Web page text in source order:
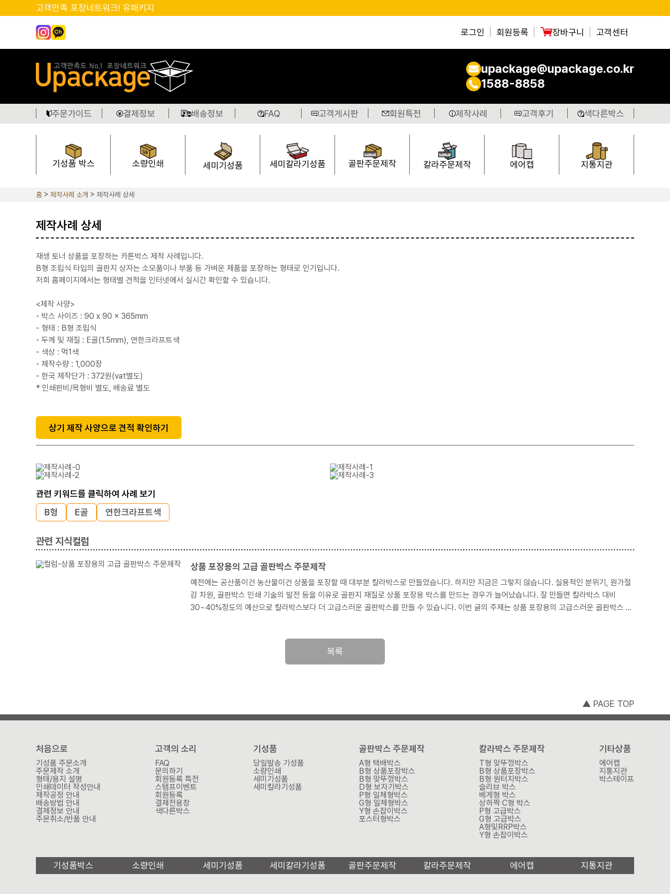
고객만족 포장네트워크! 유패키지
로그인 회원등록 장바구니 고객센터
upackage@upackage.co.kr
1588-8858
주문가이드 결제정보 배송정보 FAQ 고객게시판 회원특전 제작사례 고객후기 색다른박스
기성품 박스 소량인쇄 세미기성품 세미칼라기성품 골판주문제작 칼라주문제작 에어캡 지통지관
홈 제작사례 소개 제작사례 상세
제작사례 상세
재생 토너 상품을 포장하는 카톤박스 제작 사례입니다.
B형 조립식 타입의 골판지 상자는 소모품이나 부품 등 가벼운 제품을 포장하는 형태로 인기입니다.
저희 홈페이지에서는 형태별 견적을 인터넷에서 실시간 확인할 수 있습니다.
<제작 사양>
- 박스 사이즈 : 90 x 90 x 365mm
- 형태 : B형 조립식
- 두께 및 재질 : E골(1.5mm), 연한크라프트색
- 색상 : 먹1색
- 제작수량 : 1,000장
- 한국 제작단가 : 372원(vat별도)
* 인쇄판비/목형비 별도, 배송료 별도
상기 제작 사양으로 견적 확인하기
관련 키워드를 클릭하여 사례 보기
B형
E골 연한크라프트색
관련 지식컬럼
상품 포장용의 고급 골판박스 주문제작
예전에는 공산품이건 농산물이건 상품을 포장할 때 대부분 칼라박스로 만들었습니다. 하지만 지금은 그렇지 않습니다. 실용적인 분위기, 원가절
감 차원, 골판박스 인쇄 기술의 발전 등을 이유로 골판지 재질로 상품 포장용 박스를 만드는 경우가 늘어났습니다. 잘 만들면 칼라박스 대비
30~40%정도의 예산으로 칼라박스보다 더 고급스러운 골판박스를 만들 수 있습니다. 이번 글의 주제는 상품 포장용의 고급스러운 골판박스 만
목록
▲ PAGE TOP
처음으로
기성품 주문소개
주문제작 소개
형태/용지 설명
인쇄데이터 작성안내
제작공정 안내
배송방법 안내
결제정보 안내
주문취소/반품 안내
고객의 소리
FAQ
문의하기
회원등록 특전
스탬프이벤트
회원등록
결제전용창
색다른박스
기성품
당일발송 기성품
소량인쇄
세미기성품
세미칼라기성품
골판박스 주문제작
A형 택배박스
B형 상품포장박스
B형 맞뚜껑박스
D형 보자기박스
P형 일체형박스
G형 일체형박스
Y형 손잡이박스
포스터형박스
칼라박스 주문제작
T형 맞뚜껑박스
B형 상품포장박스
B형 원터치박스
슬리브 박스
베게형 박스
상하짝 C형 박스
P형 고급박스
G형 고급박스
A형및RRP박스
Y형 손잡이박스
기타상품
에어캡
지통지관
박스테이프
기성품박스 소량인쇄 세미기성품 세미칼라기성품 골판주문제작 칼라주문제작 에어캡 지통지관